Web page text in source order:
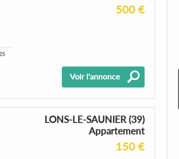
500 €
Voir l'annonce
LONS-LE-SAUNIER (39)
Appartement
150 €